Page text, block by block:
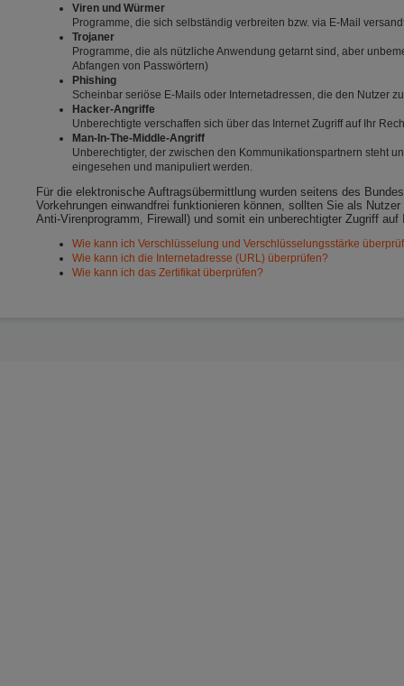
Viren und Würmer
Programme, die sich selbständig verbreiten bzw. via E-Mail
Trojaner
Programme, die als nützliche Anwendung getarnt sind, aber
Abfangen von Passwörtern)
Phishing
Scheinbar seriöse E-Mails oder Internetadressen, die den Nutzer
Hacker-Angriffe
Unberechtigte verschaffen sich über das Internet Zugriff auf Ihr
Man-In-The-Middle-Angriff
Unberechtigter, der zwischen den Kommunikationspartnern steht
eingesehen und manipuliert werden.
Für die elektronische Auftragsübermittlung wurden seitens des
Vorkehrungen einwandfrei funktionieren können, sollten Sie als
Anti-Virenprogramm, Firewall) und somit ein unberechtigter Zugriff auf
Wie kann ich Verschlüsselung und Verschlüsselungsstärke
Wie kann ich die Internetadresse (URL) überprüfen?
Wie kann ich das Zertifikat überprüfen?